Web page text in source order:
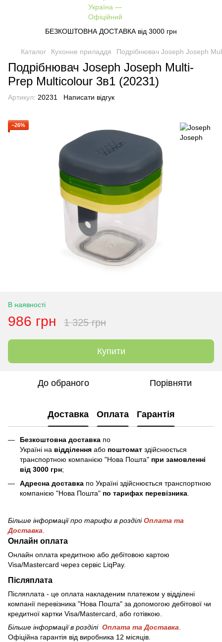
БЕЗКОШТОВНА ДОСТАВКА від 3000 грн
Каталог Кухонне приладдя Подрібнювач Joseph Joseph
Подрібнювач Joseph Joseph Multi-
Prep Multicolour 3в1 (20231)
Артикул: 20231 Написати відгук
−26%
В наявності
986 грн 1 325 грн
Купити
До обраного Порівняти
Доставка Оплата Гарантія
Безкоштовна доставка по
Україні на відділення або поштомат здійснюється
транспортною компанією "Нова Пошта" при замовленні
від 3000 грн;
Адресна доставка по Україні здійснюється транспортною
компанією "Нова Пошта" по тарифах перевізника
Більше інформації про тарифи в розділіОплата та
Доставка.
Онлайн оплата
Онлайн оплата кредитною або дебітовою картою
Visa/Mastercard через сервіс LiqPay.
Післяплата
Післяплата - це оплата накладеним платежом у відділені
компанії перевізника "Нова Пошта" за допомогою дебітової чи
кредитної картки Visa/Mastercard, або готівкою.
Більше інформації в розділі Оплата та Доставка
Офіційна гарантія від виробника 12 місяців.